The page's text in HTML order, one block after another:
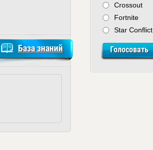
База знаний
Crossout
Fortnite
Star Conflict